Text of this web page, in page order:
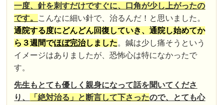
一度、針を刺すだけですぐに、口角が少し上がったの
です。 こんなに細い針で、治るんだ！と思いました。
通院する度にどんどん回復していき、通院し始めてか
ら３週間でほぼ完治しました。鍼は少し痛そうという
イメージはありましたが、恐怖心は特になかったで
す。
先生もとても優しく親身になって話を聞いてくださ
り、
「絶対治る」と断言して下さったので、とても心